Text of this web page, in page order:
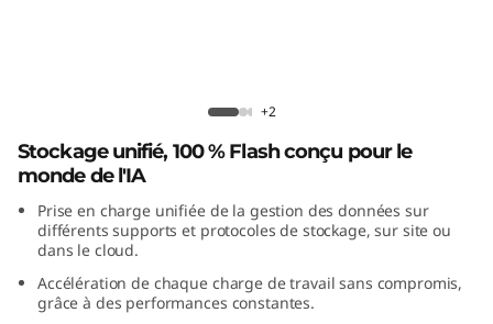
D
M
+2
Stockage unifié, 100 % Flash conçu pour le
monde de l'IA
Prise en charge unifiée de la gestion des données sur
différents supports et protocoles de stockage, sur site ou
dans le cloud.
Accélération de chaque charge de travail sans compromis,
grâce à des performances constantes.